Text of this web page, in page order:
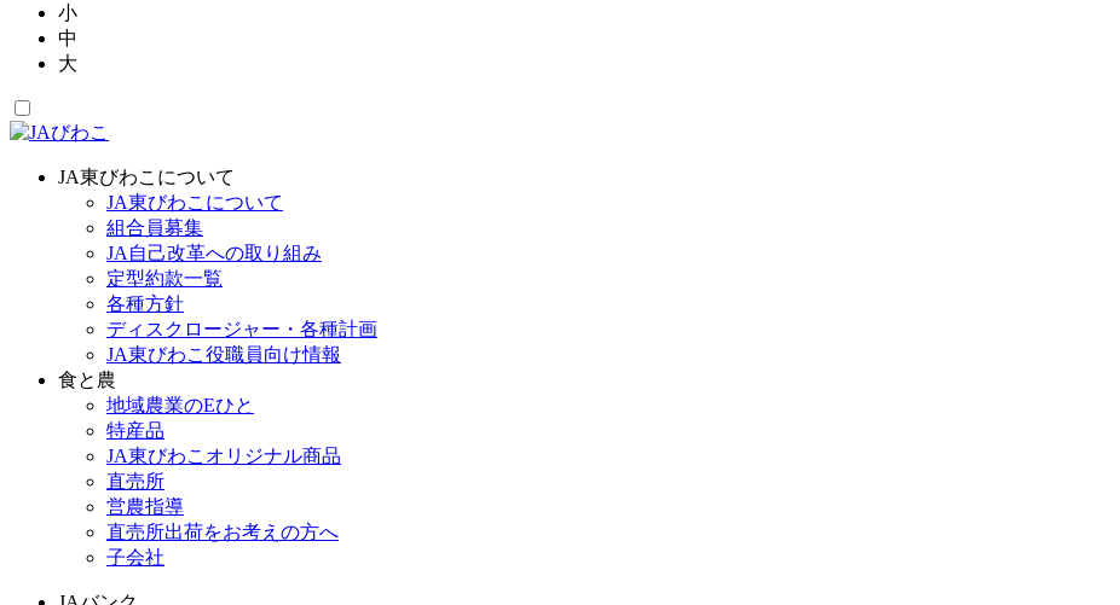
小
中
大
JA東びわこについて
JA東びわこについて
組合員募集
JA自己改革への取り組み
定型約款一覧
各種方針
ディスクロージャー・各種計画
JA東びわこ役職員向け情報
食と農
地域農業のEひと
特産品
JA東びわこオリジナル商品
直売所
営農指導
直売所出荷をお考えの方へ
子会社